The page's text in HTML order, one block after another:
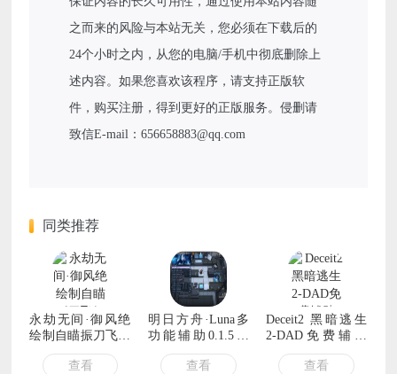
之而来的风险与本站无关，您必须在下载后的
24个小时之内，从您的电脑/手机中彻底删除上
述内容。如果您喜欢该程序，请支持正版软
件，购买注册，得到更好的正版服务。侵删请
致信E-mail：656658883@qq.com
同类推荐
永劫无间·御风绝
绘制自瞄振刀飞天
遁地 v4.26
查看
明日方舟·Luna多
功能辅助0.1.5国
服/B服
查看
Deceit2 黑暗逃生
2-DAD免费辅助
v1.2.6
查看